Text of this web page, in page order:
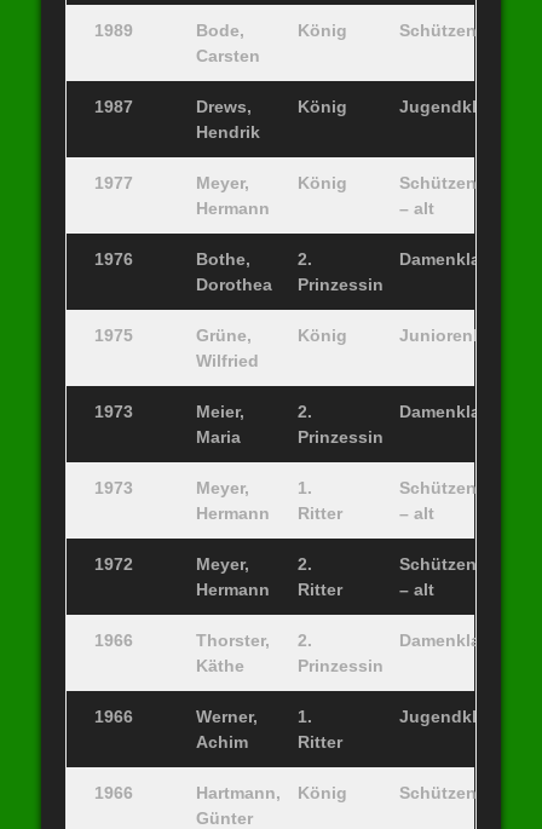
1989
Bode,
Carsten
König Schützenklasse
1987
Drews,
Hendrik
König Jugendklasse
1977
Meyer,
Hermann
König
Schützenklasse
– alt
1976
Bothe,
Dorothea
2.
Prinzessin
Damenklasse
1975
Grüne,
Wilfried
König Juniorenklasse
1973
Meier,
Maria
2.
Prinzessin
Damenklasse
1973
Meyer,
Hermann
1.
Ritter
Schützenklasse
– alt
1972
Meyer,
Hermann
2.
Ritter
Schützenklasse
– alt
1966
Thorster,
Käthe
2.
Prinzessin
Damenklasse
1966
Werner,
Achim
1.
Ritter
Jugendklasse
1966
Hartmann,
Günter
König Schützenklasse